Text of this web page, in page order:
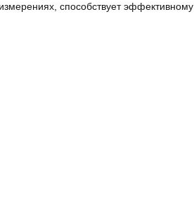
способствует эффективному